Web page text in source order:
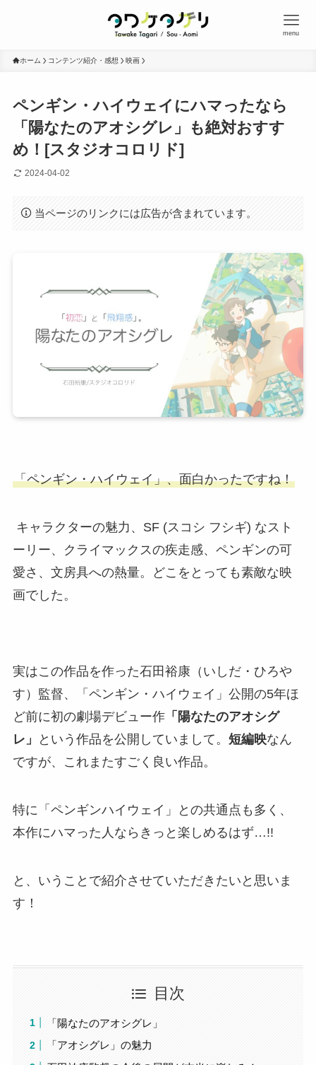
menu
ホーム コンテンツ紹介・感想 映画
ペンギン・ハイウェイにハマったなら
「陽なたのアオシグレ」も絶対おすす
め！[スタジオコロリド]
2024-04-02
当ページのリンクには広告が含まれています。
「ペンギン・ハイウェイ」、面白かったですね！
キャラクターの魅力、SF (スコシ フシギ) なスト
ーリー、クライマックスの疾走感、ペンギンの可
愛さ、文房具への熱量。どこをとっても素敵な映
画でした。
実はこの作品を作った石田裕康（いしだ・ひろや
す）監督、「ペンギン・ハイウェイ」公開の5年ほ
ど前に初の劇場デビュー作「陽なたのアオシグ
レ」
という作品を公開していまして。 短編映なん
ですが、これまたすごく良い作品。
特に「ペンギンハイウェイ」との共通点も多く、
本作にハマった人ならきっと楽しめるはず…!!
と、いうことで紹介させていただきたいと思いま
す！
目次
「陽なたのアオシグレ」
「アオシグレ」の魅力